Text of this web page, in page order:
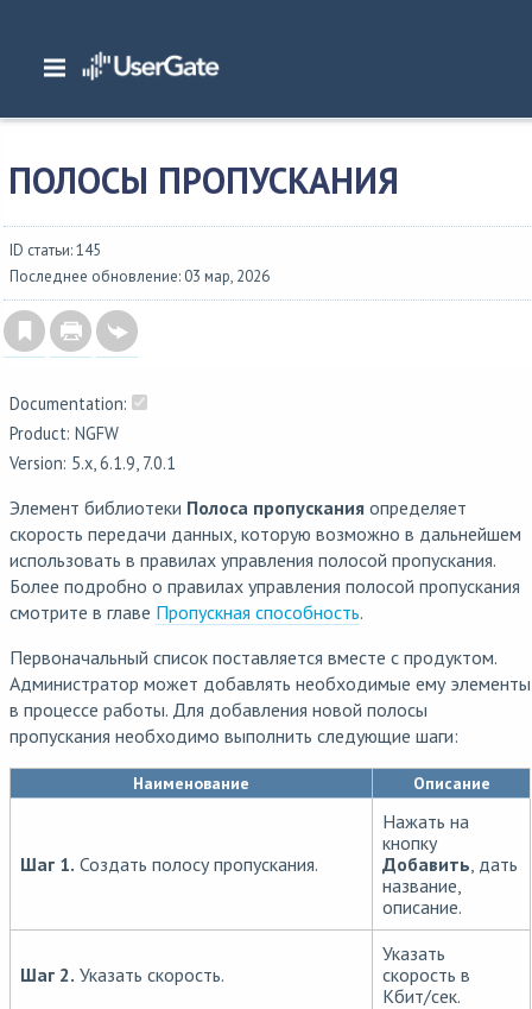
Главная/ Документация/NGFW
Библиотеки элементов
ПОЛОСЫ ПРОПУСКАНИЯ
ID статьи: 145
Последнее обновление: 03 мар, 2026
Documentation:
Product: NGFW
Version: 5.x, 6.1.9, 7.0.1
Элемент библиотеки Полоса пропускания определяет
скорость передачи данных, которую возможно в дальнейшем
использовать в правилах управления полосой пропускания.
Более подробно о правилах управления полосой пропускания
смотрите в главе Пропускная способность.
Первоначальный список поставляется вместе с продуктом.
Администратор может добавлять необходимые ему элементы
в процессе работы. Для добавления новой полосы
пропускания необходимо выполнить следующие шаги:
Наименование Описание
Шаг 1. Создать полосу пропускания.
Нажать на
кнопку
Добавить, дать
название,
описание.
Шаг 2. Указать скорость.
Указать
скорость в
Кбит/сек.